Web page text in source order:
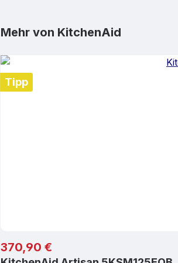
Produktgalerie überspringen
Mehr von KitchenAid
Tipp
Regulärer Preis:
370,90 €